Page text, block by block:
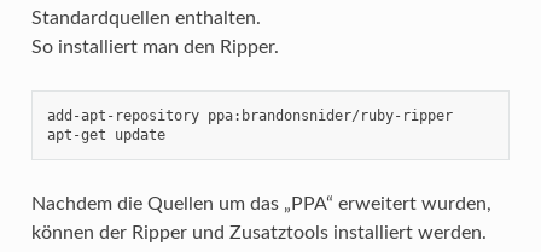
Standardquellen enthalten.
So installiert man den Ripper.
add-apt-repository ppa:brandonsnider/ruby-ripper
apt-get update
Nachdem die Quellen um das „PPA“ erweitert wurden,
können der Ripper und Zusatztools installiert werden.